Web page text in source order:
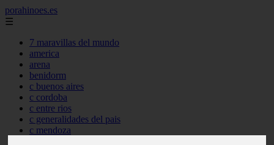
porahinoes.es
☰
7 maravillas del mundo
america
arena
benidorm
c buenos aires
c cordoba
c entre rios
c generalidades del pais
c mendoza